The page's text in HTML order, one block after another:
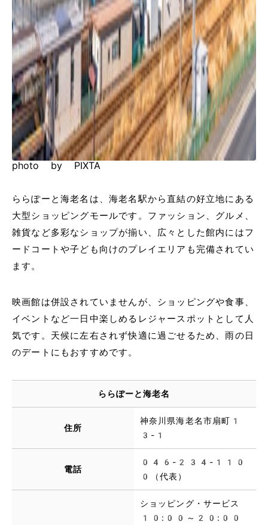
photo by PIXTA
ららぽーと海老名は、海老名駅から直結の好立地にある
大型ショッピングモールです。ファッション、グルメ、
雑貨など多彩なショップが揃い、広々とした館内にはフ
ードコートや子ども向けのプレイエリアも完備されてい
ます。
映画館は併設されていませんが、ショッピングや食事、
イベントなど一日中楽しめるレジャースポットとして人
気です。天候に左右されず快適に過ごせるため、雨の日
のデートにもおすすめです。
ららぽーと海老名
住所
神奈川県海老名市扇町1
3-1
電話
046-234-110
0（代表）
ショッピング・サービス
10:00～20:00